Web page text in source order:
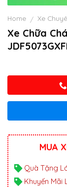
Home / Xe
Xe Chữa
MUA
Quà Tặng
Khuyến Mãi